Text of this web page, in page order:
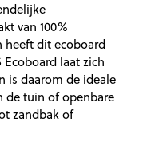
van 100%
heeft dit ecoboard
laat zich
is daarom de ideale
de tuin of openbare
zandbak of